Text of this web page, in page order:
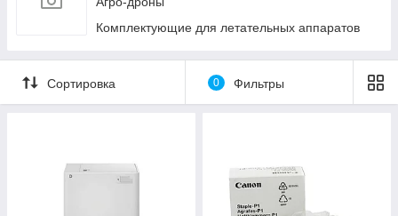
Комплектующие для летательных аппаратов
Сортировка 0 Фильтры